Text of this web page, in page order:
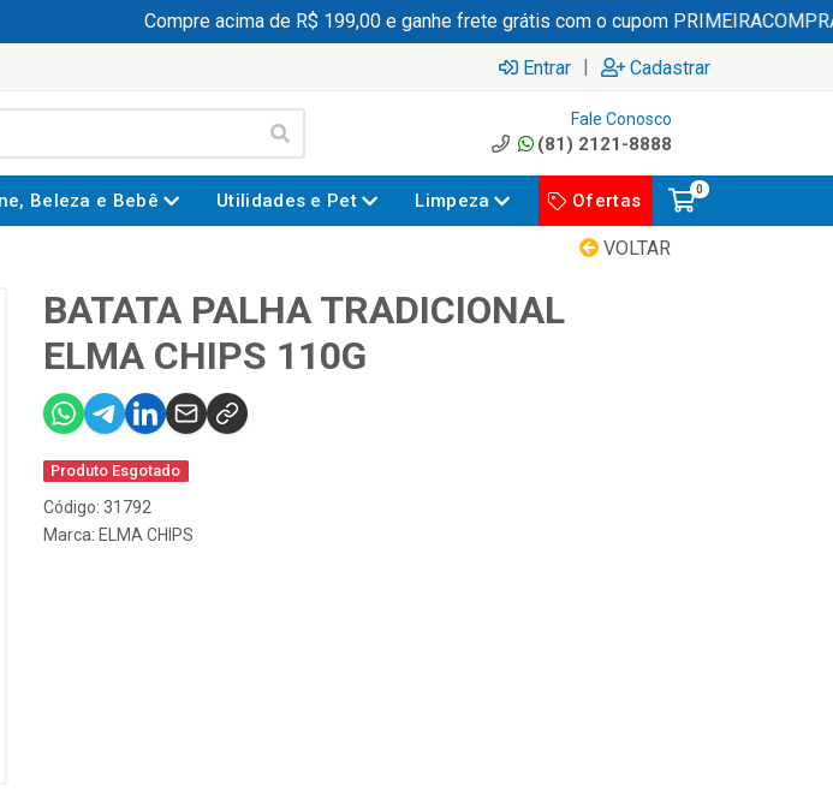
Compre acima de R$ 199,00 e ganhe frete grátis com o cupom PRIMEIRACOMPRA
Entrar | Cadastrar
Fale Conosco
(81) 2121-8888
Beleza e Bebê Utilidades e Pet Limpeza Ofertas
0
VOLTAR
BATATA PALHA TRADICIONAL
ELMA CHIPS 110G
Produto Esgotado
Código: 31792
Marca: ELMA CHIPS